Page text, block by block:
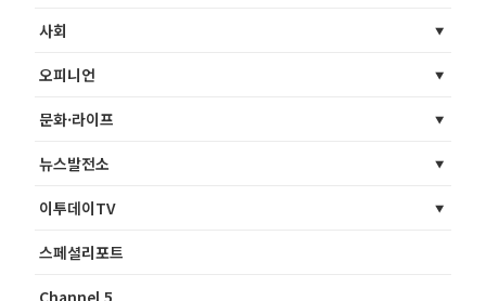
사회
오피니언
문화·라이프
뉴스발전소
이투데이TV
스페셜리포트